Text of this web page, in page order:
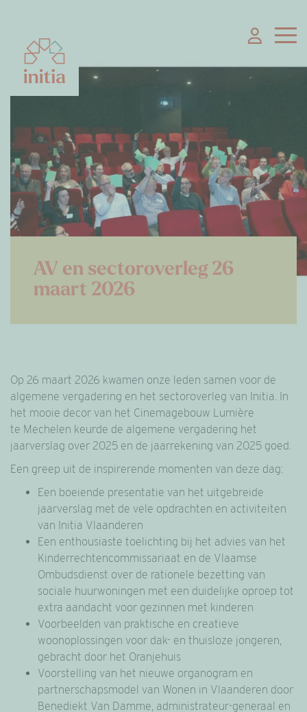
AV en sectoroverleg 26
maart 2026
Op 26 maart 2026 kwamen onze leden samen voor de
algemene vergadering en het sectoroverleg van Initia. In
het mooie decor van het Cinemagebouw Lumière
te Mechelen keurde de algemene vergadering het
jaarverslag over 2025 en de jaarrekening van 2025 goed.
Een greep uit de inspirerende momenten van deze dag:
Een boeiende presentatie van het uitgebreide
jaarverslag met de vele opdrachten en activiteiten
van Initia Vlaanderen
Een enthousiaste toelichting bij het advies van het
Kinderrechtencommissariaat en de Vlaamse
Ombudsdienst over de rationele bezetting van
sociale huurwoningen met een duidelijke oproep tot
extra aandacht voor gezinnen met kinderen
Voorbeelden van praktische en creatieve
woonoplossingen voor dak- en thuisloze jongeren,
gebracht door het Oranjehuis
Voorstelling van het nieuwe organogram en
partnerschapsmodel van Wonen in Vlaanderen door
Benediekt Van Damme, administrateur-generaal en